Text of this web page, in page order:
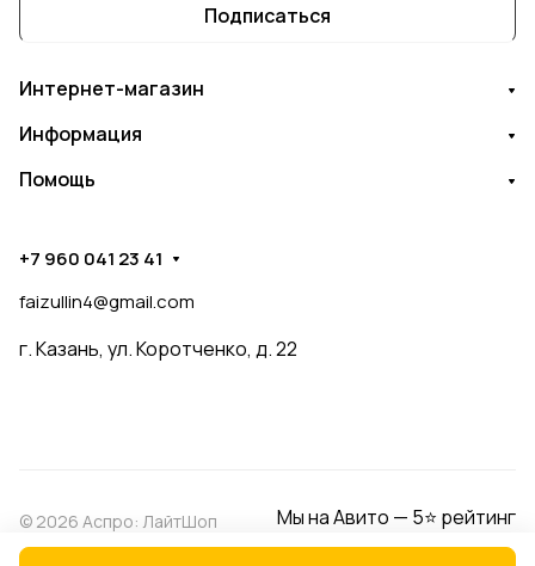
Подписаться
Интернет-магазин
Информация
Помощь
+7 960 041 23 41
faizullin4@gmail.com
г. Казань, ул. Коротченко, д. 22
© 2026 Аспро: ЛайтШоп Мы на Авито — 5⭐ рейтинг